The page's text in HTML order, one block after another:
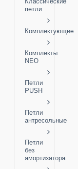
петли
Комплектующие
Комплекты
NEO
Петли
PUSH
Петли
антресольные
Петли
без
амортизатора